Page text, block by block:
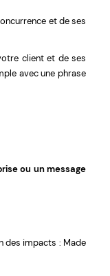
et de ses
client et de ses
avec une phrase
ou un message
des impacts : Made